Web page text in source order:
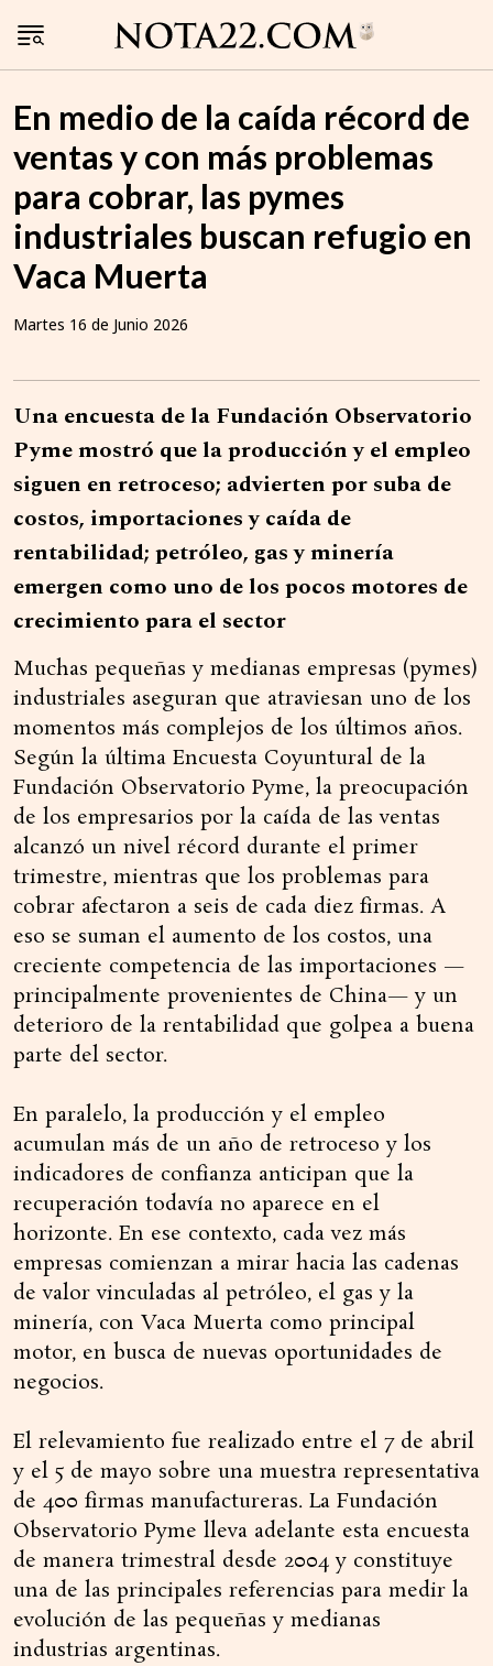
En medio de la caída récord de
ventas y con más problemas
para cobrar, las pymes
industriales buscan refugio en
Vaca Muerta
Martes 16 de Junio 2026
Una encuesta de la Fundación Observatorio
Pyme mostró que la producción y el empleo
siguen en retroceso; advierten por suba de
costos, importaciones y caída de
rentabilidad; petróleo, gas y minería
emergen como uno de los pocos motores de
crecimiento para el sector
Muchas pequeñas y medianas empresas (pymes)
industriales aseguran que atraviesan uno de los
momentos más complejos de los últimos años.
Según la última Encuesta Coyuntural de la
Fundación Observatorio Pyme, la preocupación
de los empresarios por la caída de las ventas
alcanzó un nivel récord durante el primer
trimestre, mientras que los problemas para
cobrar afectaron a seis de cada diez firmas. A
eso se suman el aumento de los costos, una
creciente competencia de las importaciones —
principalmente provenientes de China— y un
deterioro de la rentabilidad que golpea a buena
parte del sector.
En paralelo, la producción y el empleo
acumulan más de un año de retroceso y los
indicadores de confianza anticipan que la
recuperación todavía no aparece en el
horizonte. En ese contexto, cada vez más
empresas comienzan a mirar hacia las cadenas
de valor vinculadas al petróleo, el gas y la
minería, con Vaca Muerta como principal
motor, en busca de nuevas oportunidades de
negocios.
El relevamiento fue realizado entre el 7 de abril
y el 5 de mayo sobre una muestra representativa
de 400 firmas manufactureras. La Fundación
Observatorio Pyme lleva adelante esta encuesta
de manera trimestral desde 2004 y constituye
una de las principales referencias para medir la
evolución de las pequeñas y medianas
industrias argentinas.